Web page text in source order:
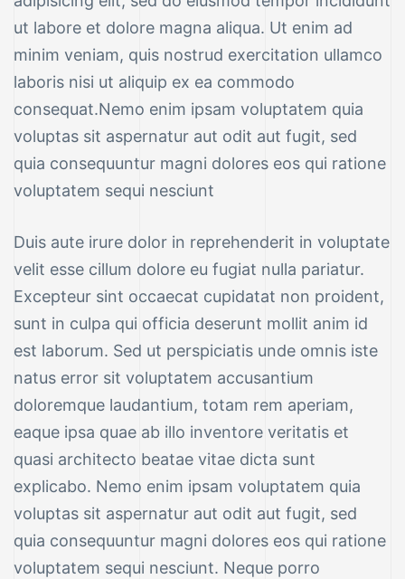
ut labore et dolore magna aliqua. Ut enim ad
minim veniam, quis nostrud exercitation ullamco
laboris nisi ut aliquip ex ea commodo
consequat.Nemo enim ipsam voluptatem quia
voluptas sit aspernatur aut odit aut fugit, sed
quia consequuntur magni dolores eos qui ratione
voluptatem sequi nesciunt
Duis aute irure dolor in reprehenderit in voluptate
velit esse cillum dolore eu fugiat nulla pariatur.
Excepteur sint occaecat cupidatat non proident,
sunt in culpa qui officia deserunt mollit anim id
est laborum. Sed ut perspiciatis unde omnis iste
natus error sit voluptatem accusantium
doloremque laudantium, totam rem aperiam,
eaque ipsa quae ab illo inventore veritatis et
quasi architecto beatae vitae dicta sunt
explicabo. Nemo enim ipsam voluptatem quia
voluptas sit aspernatur aut odit aut fugit, sed
quia consequuntur magni dolores eos qui ratione
voluptatem sequi nesciunt. Neque porro